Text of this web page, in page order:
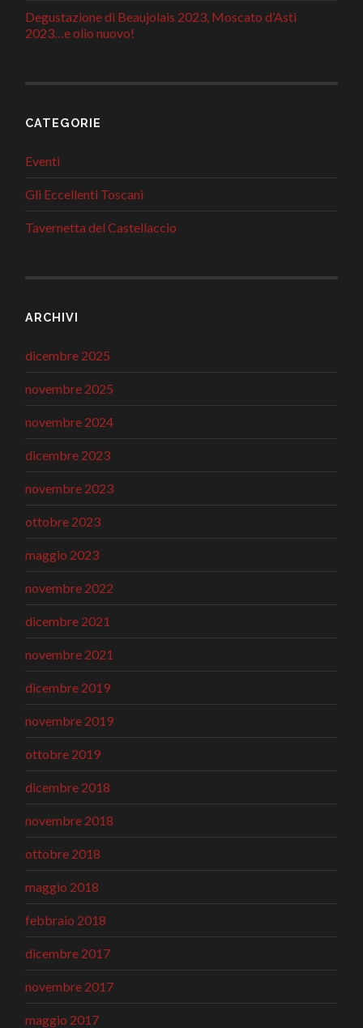
Degustazione di Beaujolais 2023, Moscato d’Asti
2023…e olio nuovo!
CATEGORIE
Eventi
Gli Eccellenti Toscani
Tavernetta del Castellaccio
ARCHIVI
dicembre 2025
novembre 2025
novembre 2024
dicembre 2023
novembre 2023
ottobre 2023
maggio 2023
novembre 2022
dicembre 2021
novembre 2021
dicembre 2019
novembre 2019
ottobre 2019
dicembre 2018
novembre 2018
ottobre 2018
maggio 2018
febbraio 2018
dicembre 2017
novembre 2017
maggio 2017